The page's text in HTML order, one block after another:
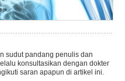
sudut pandang penulis dan
konsultasikan dengan dokter
saran apapun di artikel ini.